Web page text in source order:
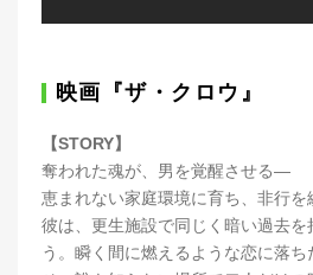
映画『ザ・クロウ』
【STORY】
奪われた魂が、男を覚醒させる―
恵まれない家庭環境に育ち、非行を
彼は、更生施設で同じく暗い過去
う。瞬く間に燃えるような恋に落ち